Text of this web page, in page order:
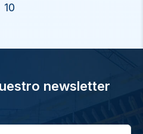
10
newsletter